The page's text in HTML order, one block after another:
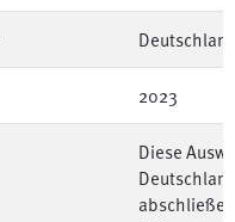
2023
Diese